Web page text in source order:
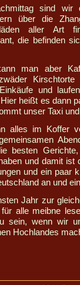
sind wir
über die
aller Art
die befinden
man aber
und
heißt es dann
unser Taxi
alles im Koffer
besten
und damit ist
und ein paar
an und
Jahr zur
für alle meibne
sein, wenn wir
Hochlandes